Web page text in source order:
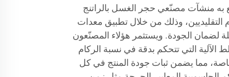
به منشآت مصنّعي حجر الغسل بالراتنج
التقليديين، وذلك من خلال تطبيق معدات
لضمان الجودة. ويستثمر هؤلاء المصنّعون
الآلية التي تتحكم بدقة في نسبة الركام
مما يضمن ثبات جودة المنتج في كل